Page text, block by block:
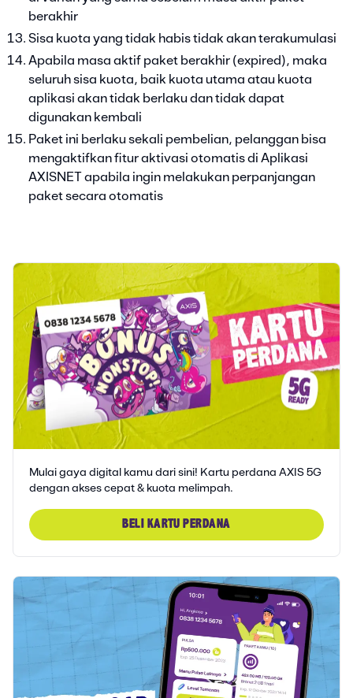
berakhir
Sisa kuota yang tidak habis tidak akan terakumulasi
Apabila masa aktif paket berakhir (expired), maka
seluruh sisa kuota, baik kuota utama atau kuota
aplikasi akan tidak berlaku dan tidak dapat
digunakan kembali
Paket ini berlaku sekali pembelian, pelanggan bisa
mengaktifkan fitur aktivasi otomatis di Aplikasi
AXISNET apabila ingin melakukan perpanjangan
paket secara otomatis
Mulai gaya digital kamu dari sini! Kartu perdana AXIS 5G
dengan akses cepat & kuota melimpah.
BELI KARTU PERDANA